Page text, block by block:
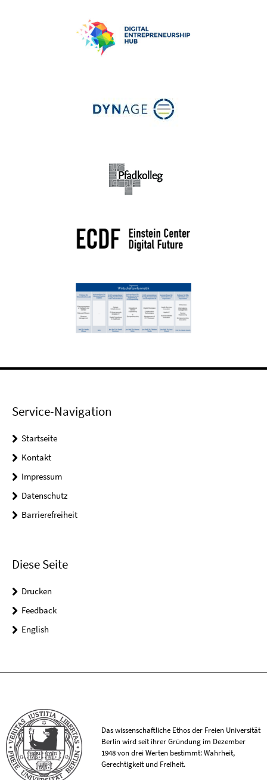
Service-Navigation
Startseite
Kontakt
Impressum
Datenschutz
Barrierefreiheit
Diese Seite
Drucken
Feedback
English
Das wissenschaftliche Ethos der Freien Universität
Berlin wird seit ihrer Gründung im Dezember
1948 von drei Werten bestimmt: Wahrheit,
Gerechtigkeit und Freiheit.